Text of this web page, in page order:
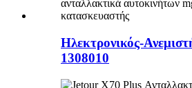
Ηλεκτρονικός-
1308010